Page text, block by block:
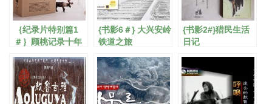
｛纪录片特别篇1
＃｝顾桃记录十年
{书影6＃} 大兴安岭
铁道之旅
{书影2#}猎民生活
日记